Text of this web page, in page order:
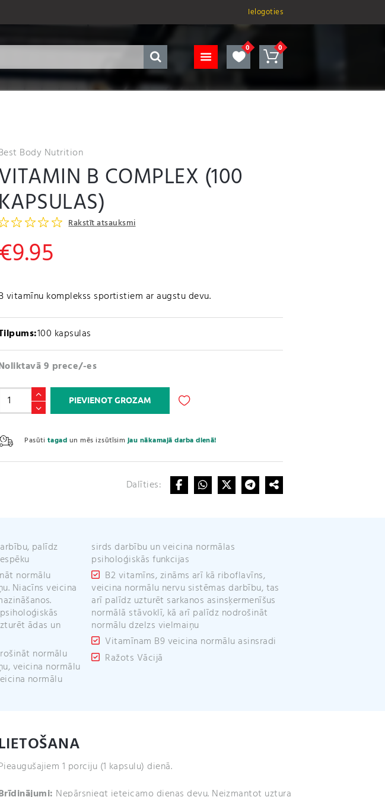
Ielogoties
Body Nutrition
B COMPLEX (100
KAPSULAS)
Rakstīt atsauksmi
€9.95
vitamīnu komplekss sportistiem ar augstu devu.
100 kapsulas
9 prece/-es
Vitamin
(100
PIEVIENOT GROZAM
Pasūti tagad un mēs izsūtīsimjau nākamajā darba dienā!
r
n
a
t
i
Dalīties:
palīdz
normālu
Niacīns veicina
ādas un
normālu
veicina normālu
normālu
sirds darbību un veicina normālas
psiholoģiskās funkcijas
B2 vitamīns, zināms arī kā riboflavīns,
veicina normālu nervu sistēmas darbību, tas
arī palīdz uzturēt sarkanos asinsķermenīšus
normālā stāvoklī, kā arī palīdz nodrošināt
normālu dzelzs vielmaiņu
Vitamīnam B9 veicina normālu asinsradi
Ražots Vācijā
1 porciju (1 kapsulu) dienā.